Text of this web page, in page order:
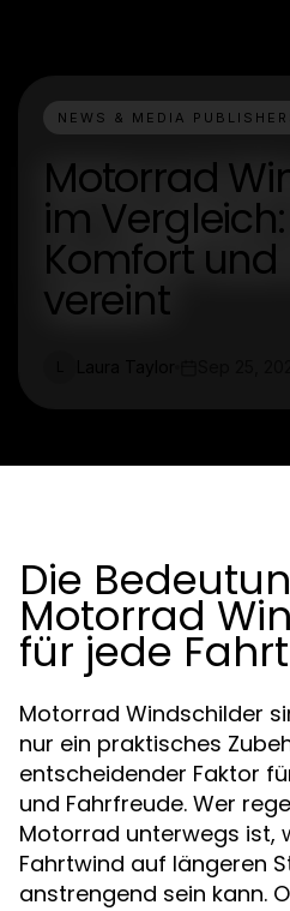
NEWS & MEDIA
Motorrad
im
Komfort und
vereint
Die
Motorrad
für jede Fahrt
Motorrad Windschilder
nur ein praktisches
entscheidender Faktor
und Fahrfreude. Wer
Motorrad unterwegs ist,
Fahrtwind auf längeren
anstrengend sein kann.